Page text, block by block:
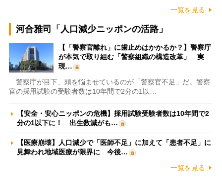
一覧を見る
河合雅司「人口減少ニッポンの活路」
【「警察官離れ」に歯止めはかかるか？】警察庁
が本気で取り組む「警察組織の構造改革」 実
現…
警察庁が目下、頭を悩ませているのが「警察官不足」だ。警察
官の採用試験の受験者数は10年間で2分の1以…
【安全・安心ニッポンの危機】採用試験受験者数は10年間で2
分の1以下に！ 出生数減がも…
【医療崩壊】人口減少で「医師不足」に加えて「患者不足」に
見舞われ地域医療が限界に 今後…
一覧を見る